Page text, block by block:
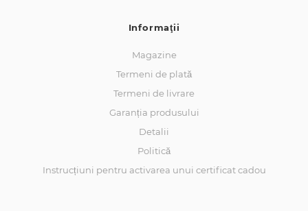
Informaţii
Magazine
Termeni de plată
Termeni de livrare
Garanția produsului
Detalii
Politică
Instrucțiuni pentru activarea unui certificat cadou